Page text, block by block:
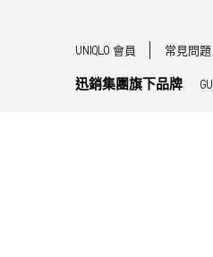
UNIQLO 會員 常見問題
迅銷集團旗下品牌 GU